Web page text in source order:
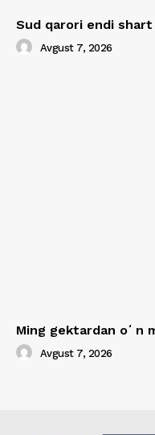
Sud qarori endi shart
Avgust 7, 2026
Ming gektardan oʻn
Avgust 7, 2026